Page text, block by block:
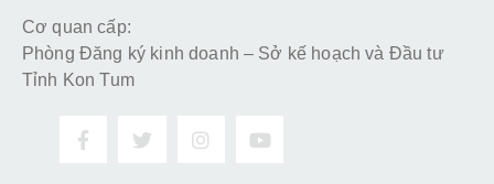
Cơ quan cấp:
Phòng Đăng ký kinh doanh – Sở kế hoạch và Đầu tư
Tỉnh Kon Tum